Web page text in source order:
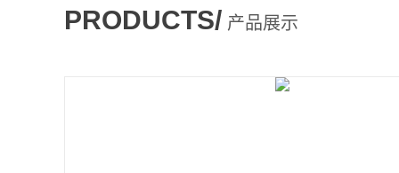
PRODUCTS/ 产品展示